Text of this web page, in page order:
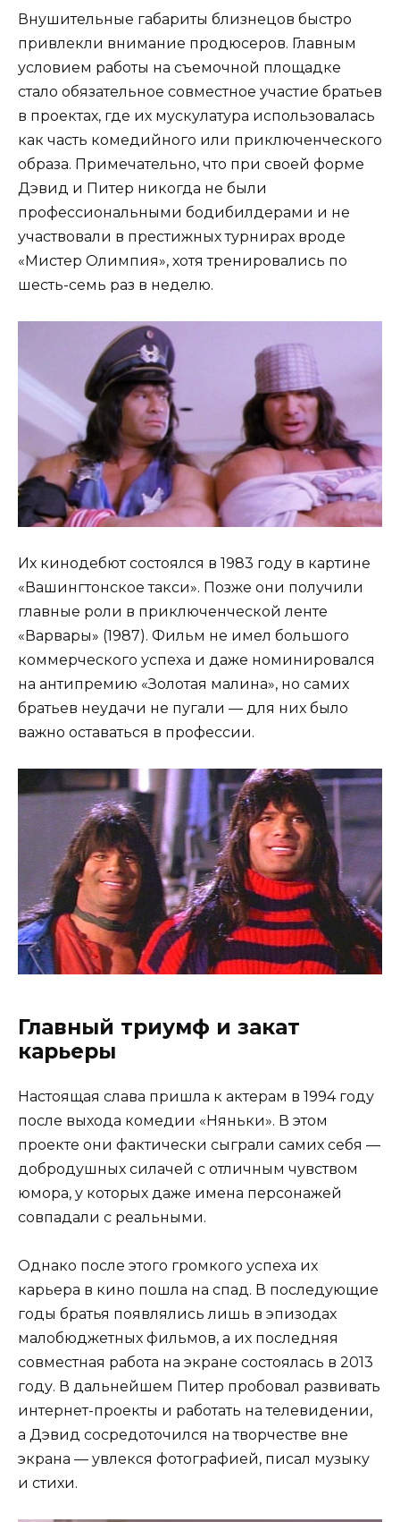
Внушительные габариты близнецов быстро
привлекли внимание продюсеров. Главным
условием работы на съемочной площадке
стало обязательное совместное участие братьев
в проектах, где их мускулатура использовалась
как часть комедийного или приключенческого
образа. Примечательно, что при своей форме
Дэвид и Питер никогда не были
профессиональными бодибилдерами и не
участвовали в престижных турнирах вроде
«Мистер Олимпия», хотя тренировались по
шесть-семь раз в неделю.
Их кинодебют состоялся в 1983 году в картине
«Вашингтонское такси». Позже они получили
главные роли в приключенческой ленте
«Варвары» (1987). Фильм не имел большого
коммерческого успеха и даже номинировался
на антипремию «Золотая малина», но самих
братьев неудачи не пугали — для них было
важно оставаться в профессии.
Главный триумф и закат
карьеры
Настоящая слава пришла к актерам в 1994 году
после выхода комедии «Няньки». В этом
проекте они фактически сыграли самих себя —
добродушных силачей с отличным чувством
юмора, у которых даже имена персонажей
совпадали с реальными.
Однако после этого громкого успеха их
карьера в кино пошла на спад. В последующие
годы братья появлялись лишь в эпизодах
малобюджетных фильмов, а их последняя
совместная работа на экране состоялась в 2013
году. В дальнейшем Питер пробовал развивать
интернет-проекты и работать на телевидении,
а Дэвид сосредоточился на творчестве вне
экрана — увлекся фотографией, писал музыку
и стихи.